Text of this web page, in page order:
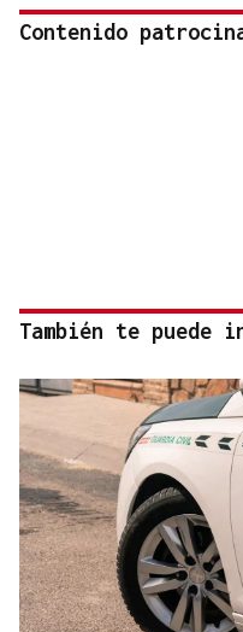
Contenido
También te puede